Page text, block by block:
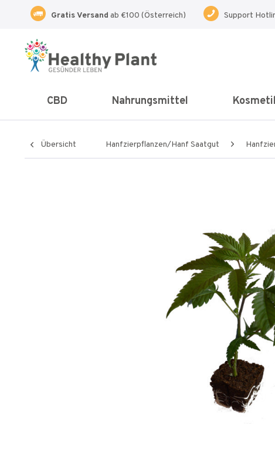
Gratis Versand ab €100 (Österreich) Support
CBD Nahrungsmittel
Übersicht Hanfzierpflanzen/Hanf Saatgut